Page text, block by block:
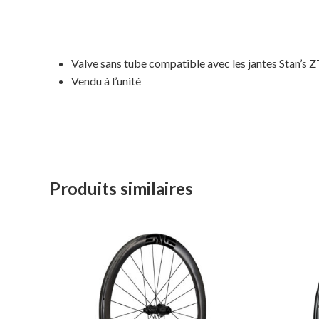
Valve sans tube compatible avec les jantes Stan’s
Vendu à l’unité
Produits similaires